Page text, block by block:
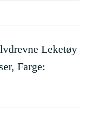
Leketøy
Farge: